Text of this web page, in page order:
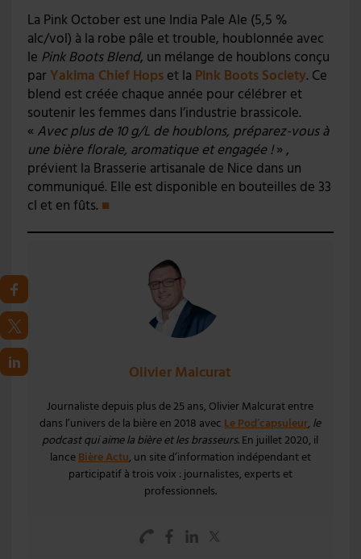
La Pink October est une India Pale Ale (5,5 %
alc/vol) à la robe pâle et trouble, houblonnée avec
le Pink Boots Blend, un mélange de houblons conçu
parYakima Chief Hopset la Pink Boots Society. Ce
blend est créée chaque année pour célébrer et
soutenir les femmes dans l’industrie brassicole.
« Avec plus de 10 g/L de houblons, préparez-vous à
une bière florale, aromatique et engagée !» ,
prévient la Brasserie artisanale de Nice dans un
communiqué. Elle est disponible en bouteilles de 33
cl et en fûts. ■
Olivier Malcurat
Journaliste depuis plus de 25 ans, Olivier Malcurat entre
dans l’univers de la bière en 2018 avec Le Pod’capsuleur, le
podcast qui aime la bière et les brasseurs. En juillet 2020, il
lance Bière Actu, un site d’information indépendant et
participatif à trois voix : journalistes, experts et
professionnels.